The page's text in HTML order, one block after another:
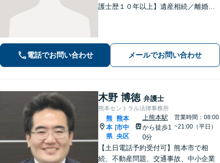
護士歴１０年以上】遺産相続／離婚・
す。お気軽にご相談ください。
電話でお問い合わせ メールでお問い合わせ
木野 博徳 弁護士
熊本セントラル法律事務所
熊
本
県
|
熊本
市中
央区
上熊本駅
から徒歩1
0分
営業時間：08:00
~21:00（平日）
【土日電話予約受付可】熊本市で相
続、不動産問題、交通事故、中小企業